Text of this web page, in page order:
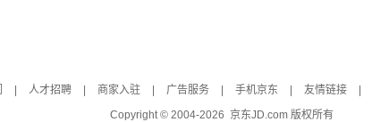
人才招聘 商家入驻 广告服务 手机京东 友情链接
Copyright © 2004-2026 京东JD.com 版权所有